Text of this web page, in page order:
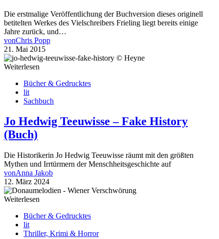
Die erstmalige Veröffentlichung der Buchversion dieses originell
betitelten Werkes des Vielschreibers Frieling liegt bereits einige
Jahre zurück, und…
vonChris Popp
21. Mai 2015
Weiterlesen
Bücher & Gedrucktes
lit
Sachbuch
Jo Hedwig Teeuwisse – Fake History
(Buch)
Die Historikerin Jo Hedwig Teeuwisse räumt mit den größten
Mythen und Irrtürmern der Menschheitsgeschichte auf
vonAnna Jakob
12. März 2024
Weiterlesen
Bücher & Gedrucktes
lit
Thriller, Krimi & Horror